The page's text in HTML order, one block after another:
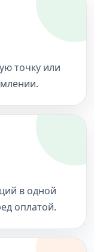
точку или
в одной
оплатой.